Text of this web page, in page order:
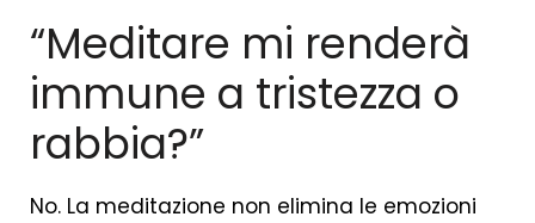
“Meditare mi renderà
immune a tristezza o
rabbia?”
No. La meditazione non elimina le emozioni